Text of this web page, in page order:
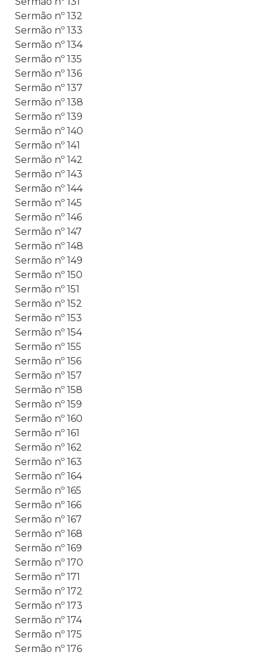
Sermão nº 132
Sermão nº 133
Sermão nº 134
Sermão nº 135
Sermão nº 136
Sermão nº 137
Sermão nº 138
Sermão nº 139
Sermão nº 140
Sermão nº 141
Sermão nº 142
Sermão nº 143
Sermão nº 144
Sermão nº 145
Sermão nº 146
Sermão nº 147
Sermão nº 148
Sermão nº 149
Sermão nº 150
Sermão nº 151
Sermão nº 152
Sermão nº 153
Sermão nº 154
Sermão nº 155
Sermão nº 156
Sermão nº 157
Sermão nº 158
Sermão nº 159
Sermão nº 160
Sermão nº 161
Sermão nº 162
Sermão nº 163
Sermão nº 164
Sermão nº 165
Sermão nº 166
Sermão nº 167
Sermão nº 168
Sermão nº 169
Sermão nº 170
Sermão nº 171
Sermão nº 172
Sermão nº 173
Sermão nº 174
Sermão nº 175
Sermão nº 176